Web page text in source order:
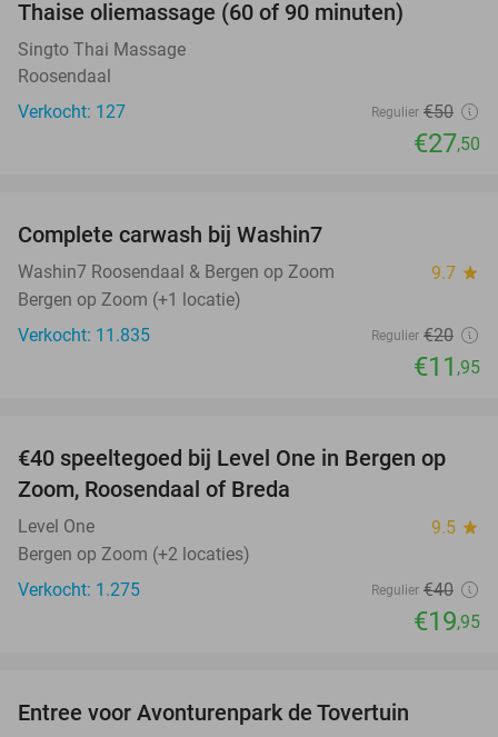
Thaise oliemassage (60 of 90 minuten)
Singto Thai Massage
Roosendaal
Verkocht: 127
Regulier €50
€27,50
Complete carwash bij Washin7
Washin7 Roosendaal & Bergen op Zoom 9.7 star
Bergen op Zoom (+1 locatie)
Verkocht: 11.835
Regulier €20
€11 ,95
50%
€40 speeltegoed bij Level One in Bergen op
Zoom, Roosendaal of Breda
Level One 9.5 star
Bergen op Zoom (+2 locaties)
Verkocht: 1.275
Regulier €40
€19,95
Entree voor Avonturenpark de Tovertuin